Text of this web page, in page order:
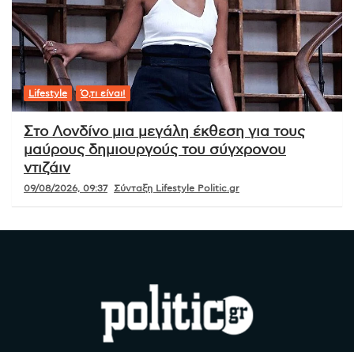
Lifestyle Ό,τι είναι!
Στο Λονδίνο μια μεγάλη έκθεση για τους
μαύρους δημιουργούς του σύγχρονου
ντιζάιν
09/08/2026, 09:37 Σύνταξη Lifestyle Politic.gr